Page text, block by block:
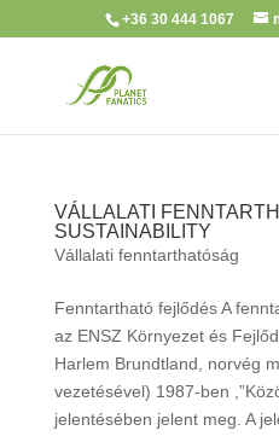
+36 30 444 1067
VÁLLALATI
SUSTAINABILITY
Vállalati fenntarthatóság
Fenntartható fejlődés A
az ENSZ Környezet és
Harlem Brundtland, norvég
vezetésével) 1987-ben
jelentésében jelent meg. A